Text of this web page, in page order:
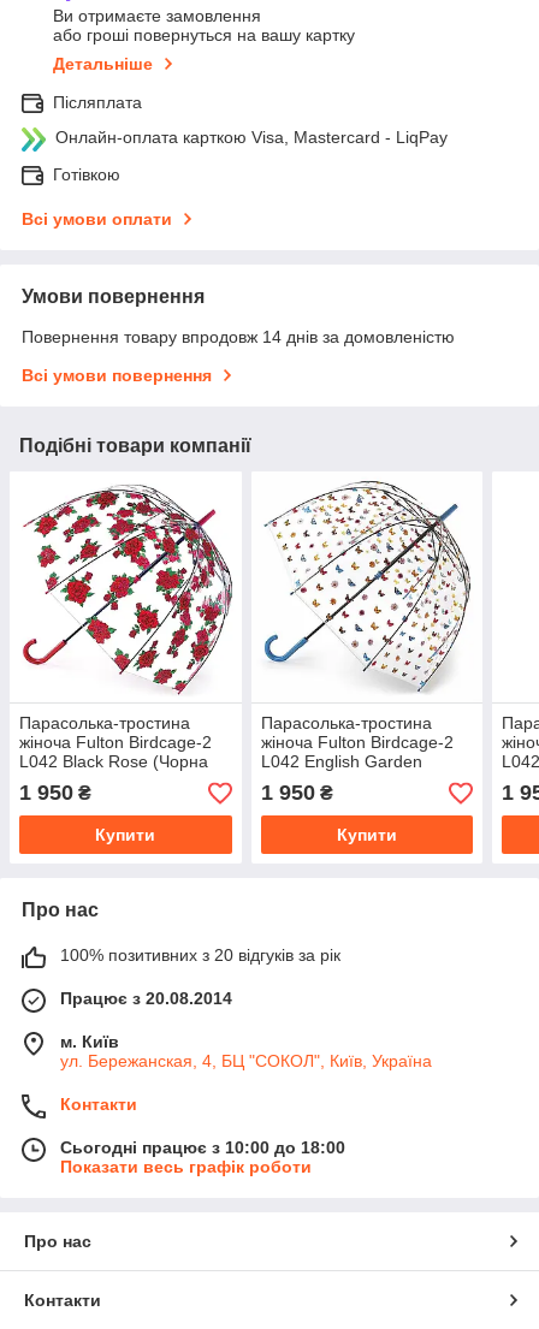
Ви отримаєте замовлення
або гроші повернуться на вашу картку
Детальніше
Післяплата
Онлайн-оплата карткою Visa, Mastercard - LiqPay
Готівкою
Всі умови оплати
Умови повернення
Повернення товару впродовж 14 днів за домовленістю
Всі умови повернення
Подібні товари компанії
Парасолька-тростина
жіноча Fulton Birdcage-2
L042 Black Rose (Чорна
троянда) Механіка
1 950 ₴
Купити
Парасолька-тростина
жіноча Fulton Birdcage-2
L042 English Garden
(Англійський сад)
Механіка
1 950₴
Купити
1
Про нас
100% позитивних з 20 відгуків за рік
Працює з 20.08.2014
м. Київ
ул. Бережанская, 4, БЦ "СОКОЛ", Київ, Україна
Контакти
Сьогодні працює з 10:00 до 18:00
Показати весь графік роботи
Про нас
Контакти